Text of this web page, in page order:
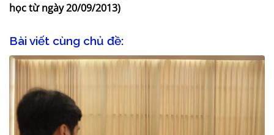
học từ ngày 20/09/2013)
Bài viết cùng chủ đề: